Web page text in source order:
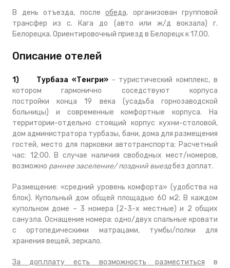
В день отъезда, после обеда, организован групповой
трансфер из с. Кага до (авто или ж/д вокзала) г.
Белорецка. Ориентировочный приезд в Белорецк к 17.00.
Описание отелей
1) Турбаза «Тенгри»- туристический комплекс, в
котором гармонично соседствуют корпуса
постройки конца 19 века (усадьба горнозаводской
больницы) и современные комфортные корпуса. На
территории-отдельно стоящий корпус кухни-столовой,
дом администратора турбазы, бани, дома для размещения
гостей, место для парковки автотранспорта; Расчетный
час: 12:00. В случае наличия свободных мест/номеров,
возможно раннее заселение/ поздний выездбез доплат.
Размещение: «средний уровень комфорта» (удобства на
блок). Купольный дом общей площадью 60 м2; В каждом
купольном доме – 3 номера (2-3-х местные) и 2 общих
санузла. Оснащение номера: одно/двух спальные кровати
с ортопедическими матрацами, тумбы/полки для
хранения вещей, зеркало.
За доп.плату есть возможность разместиться в